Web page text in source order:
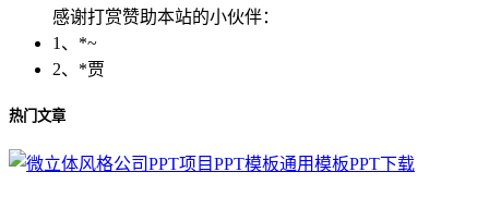
感谢打赏赞助本站的小伙伴：
1、*~
2、*贾
热门文章